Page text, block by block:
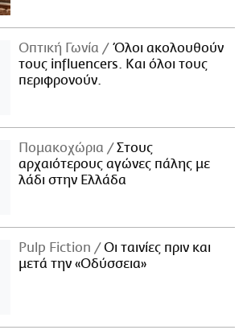
Οπτική Γωνία
Όλοι ακολουθούν
τους influencers. Και όλοι τους
περιφρονούν.
Πομακοχώρια
Στους
αρχαιότερους αγώνες πάλης με
λάδι στην Ελλάδα
Pulp Fiction
Οι ταινίες πριν και
μετά την «Οδύσσεια»